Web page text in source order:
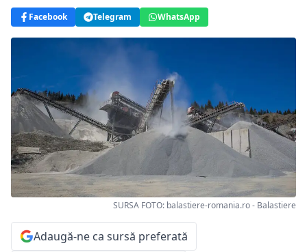
Facebook Telegram WhatsApp
SURSA FOTO: balastiere-romania.ro - Balastiere
Adaugă-ne ca sursă preferată